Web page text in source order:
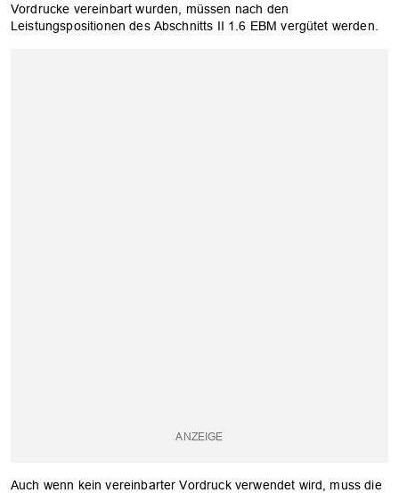
Vordrucke vereinbart wurden, müssen nach den
Leistungspositionen des Abschnitts II 1.6 EBM vergütet werden.
Auch wenn kein vereinbarter Vordruck verwendet wird, muss die